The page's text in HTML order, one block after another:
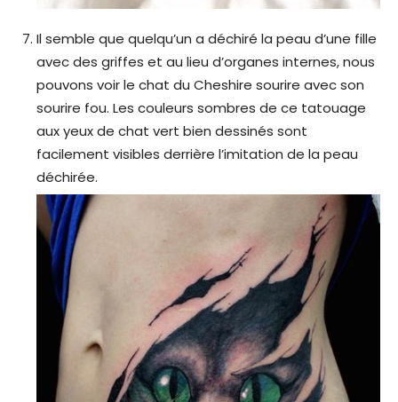
Il semble que quelqu’un a déchiré la peau d’une fille
avec des griffes et au lieu d’organes internes, nous
pouvons voir le chat du Cheshire sourire avec son
sourire fou. Les couleurs sombres de ce tatouage
aux yeux de chat vert bien dessinés sont
facilement visibles derrière l’imitation de la peau
déchirée.